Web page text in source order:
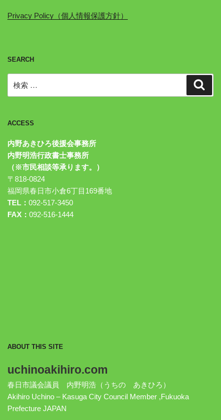
Privacy Policy（個人情報保護方針）
SEARCH
索:
ACCESS
内野あきひろ後援会事務所
内野明浩行政書士事務所
（※市民相談等承ります。）
〒818-0824
福岡県春日市小倉6丁目169番地
TEL： 092-517-3450
FAX： 092-516-1444
ABOUT THIS SITE
uchinoakihiro.com
春日市議会議員 内野明浩（うちの あきひろ）
Akihiro Uchino – Kasuga City Council Member ,Fukuoka
Prefecture JAPAN